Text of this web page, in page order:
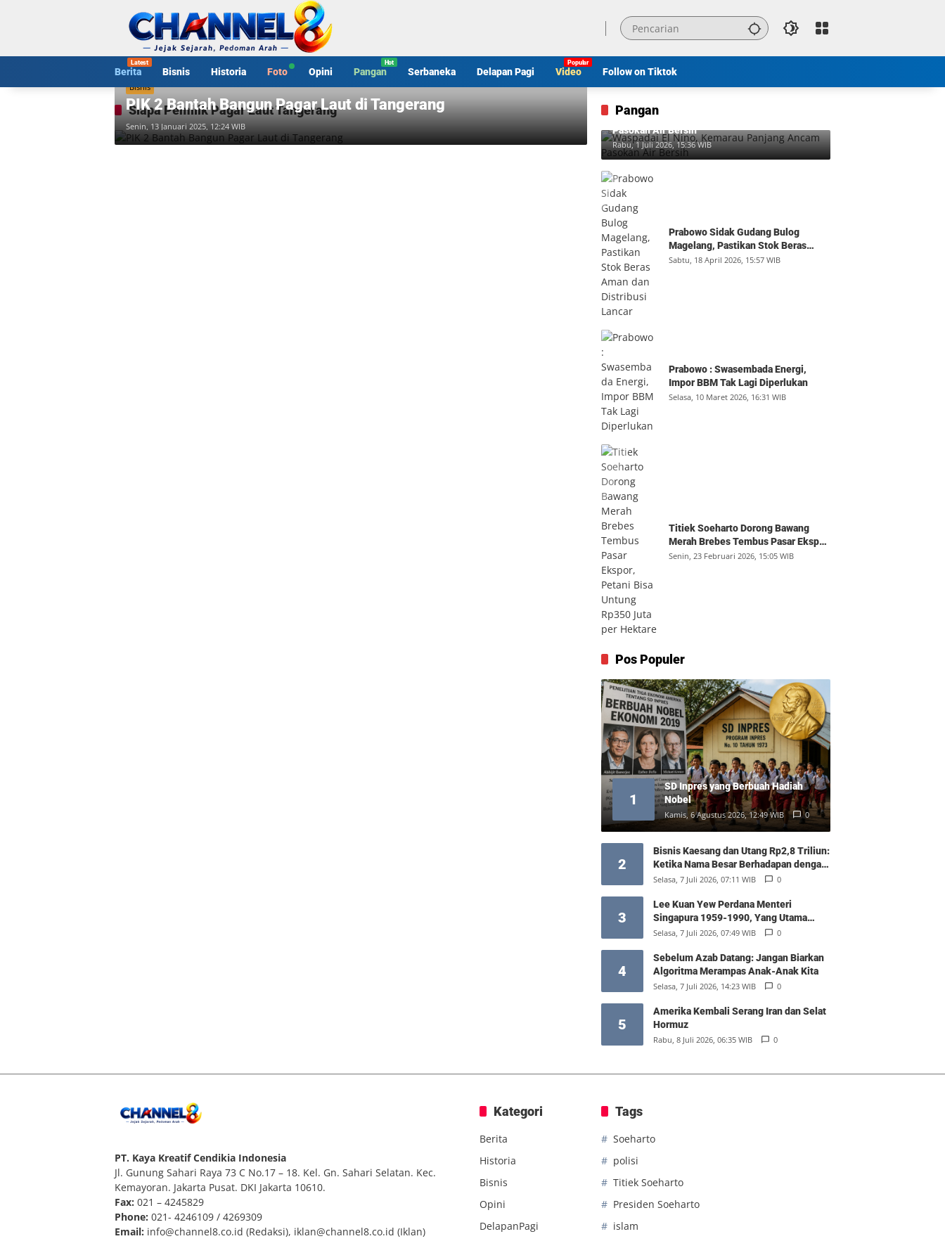
Berita Bisnis Historia Foto Opini Pangan Serbaneka Delapan Pagi Video Follow on Tiktok
Siapa Pemilik Pagar Laut Tangerang
Bisnis
PIK 2 Bantah Bangun Pagar Laut di Tangerang
Senin, 13 Januari 2025, 12:24 WIB
Pangan
Waspadai El Nino, Kemarau Panjang Ancam
Pasokan Air Bersih
Rabu, 1 Juli 2026, 15:36 WIB
Prabowo Sidak Gudang Bulog
Magelang, Pastikan Stok Beras
Aman dan Distribusi Lancar
Sabtu, 18 April 2026, 15:57 WIB
Prabowo : Swasembada Energi,
Impor BBM Tak Lagi Diperlukan
Selasa, 10 Maret 2026, 16:31 WIB
Titiek Soeharto Dorong Bawang
Merah Brebes Tembus Pasar Ekspor,
Petani Bisa Untung Rp350 Juta per
Senin, 23 Februari 2026, 15:05 WIB
Pos Populer
1
SD Inpres yang Berbuah Hadiah
Nobel
Kamis, 6 Agustus 2026, 12:49 WIB 0
2
Bisnis Kaesang dan Utang Rp2,8 Triliun:
Ketika Nama Besar Berhadapan dengan
Hukum Pasar
Selasa, 7 Juli 2026, 07:11 WIB 0
3
Lee Kuan Yew Perdana Menteri
Singapura 1959-1990, Yang Utama
Diantara Yang Sederajat
Selasa, 7 Juli 2026, 07:49 WIB 0
4
Sebelum Azab Datang: Jangan Biarkan
Algoritma Merampas Anak-Anak Kita
Selasa, 7 Juli 2026, 14:23 WIB 0
5
Amerika Kembali Serang Iran dan Selat
Hormuz
Rabu, 8 Juli 2026, 06:35 WIB 0
PT. Kaya Kreatif Cendikia Indonesia
Jl. Gunung Sahari Raya 73 C No.17 – 18. Kel. Gn. Sahari Selatan. Kec.
Kemayoran. Jakarta Pusat. DKI Jakarta 10610.
Fax: 021 – 4245829
Phone: 021- 4246109 / 4269309
Email: info@channel8.co.id (Redaksi), iklan@channel8.co.id (Iklan)
Kategori
Berita
Historia
Bisnis
Opini
DelapanPagi
Tags
Soeharto
polisi
Titiek Soeharto
Presiden Soeharto
islam